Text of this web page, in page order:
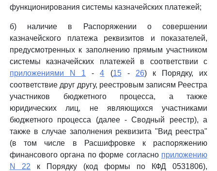
функционирования системы казначейских платежей;
б) наличие в Распоряжении о совершении
казначейского платежа реквизитов и показателей,
предусмотренных к заполнению прямым участником
системы казначейских платежей в соответствии с
приложениями N 1 -4 (15- 26) к Порядку, их
соответствие друг другу, реестровым записям Реестра
участников бюджетного процесса, а также
юридических лиц, не являющихся участниками
бюджетного процесса (далее - Сводный реестр), а
также в случае заполнения реквизита "Вид реестра"
(в том числе в Расшифровке к распоряжению
финансового органа по форме согласно приложению
N 22 к Порядку (код формы по КФД 0531806),